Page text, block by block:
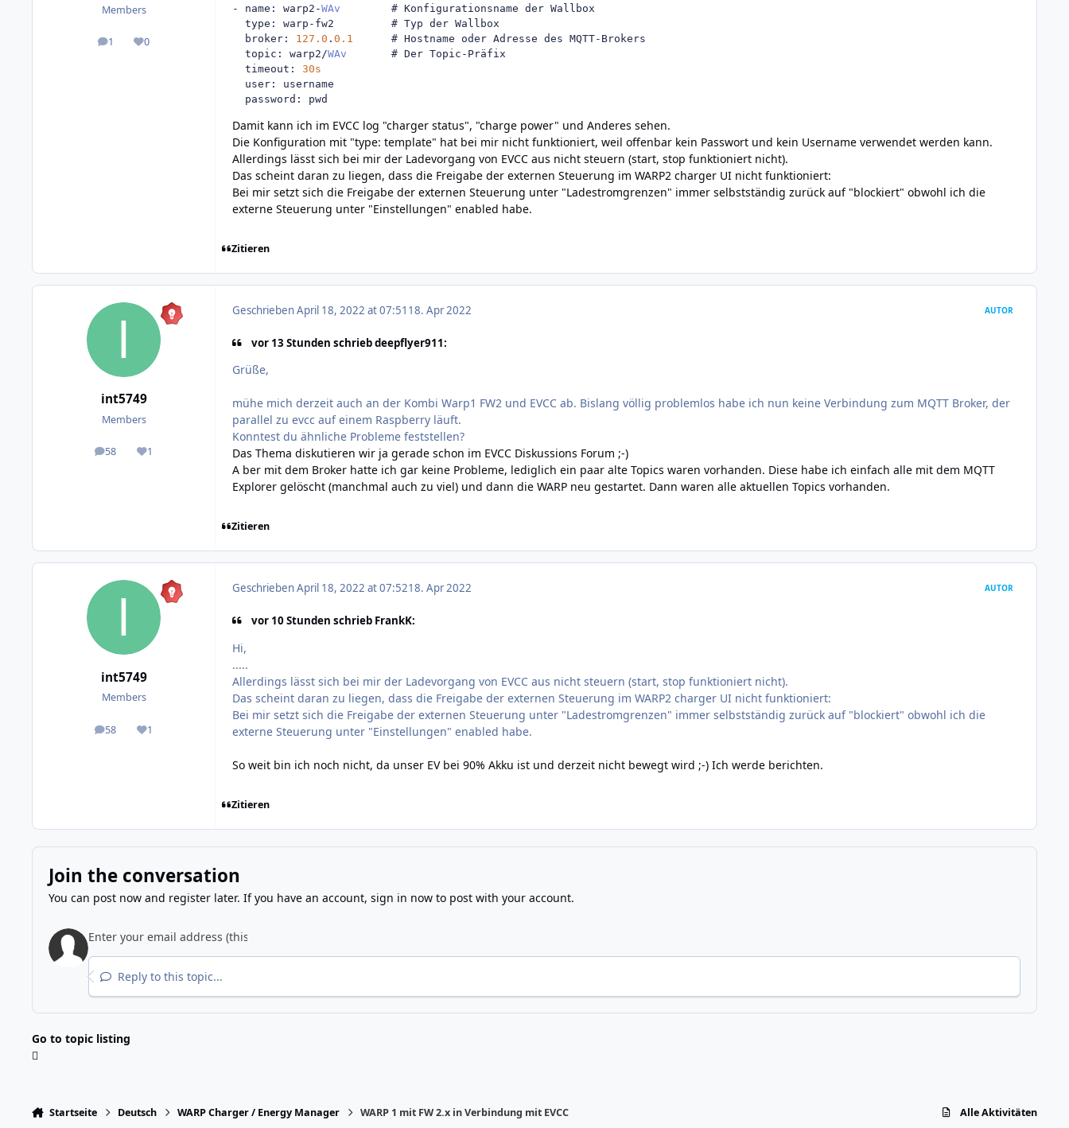
Members
1
posts 0
Reputation
-
name : warp2 -WAv
# Konfigurationsname der Wallbox
  type
: warp - fw2 # Typ der Wallbox
  broker
: 127.0 . 0.1
# Hostname oder Adresse des MQTT-Brokers
  topic
: warp2/WAv
# Der Topic-Präfix
  timeout
:
30s
  user
:
username
  password
: pwd
Damit kann ich im EVCC log "charger status", "charge power" und Anderes sehen.
Die Konfiguration mit "type: template" hat bei mir nicht funktioniert, weil offenbar kein Passwort und kein Username verwendet werden kann.
Allerdings lässt sich bei mir der Ladevorgang von EVCC aus nicht steuern (start, stop funktioniert nicht).
Das scheint daran zu liegen, dass die Freigabe der externen Steuerung im WARP2 charger UI nicht funktioniert:
Bei mir setzt sich die Freigabe der externen Steuerung unter "Ladestromgrenzen" immer selbstständig zurück auf "blockiert" obwohl ich die
externe Steuerung unter "Einstellungen" enabled habe.
Zitieren
int5749
Members
58
posts 1
Reputation
GeschriebenApril 18, 2022 at 07:51 18. Apr 2022 AUTOR
vor 13 Stunden schrieb deepflyer911:
Grüße,
mühe mich derzeit auch an der Kombi Warp1 FW2 und EVCC ab. Bislang völlig problemlos habe ich nun keine Verbindung zum MQTT Broker, der
parallel zu evcc auf einem Raspberry läuft.
Konntest du ähnliche Probleme feststellen?
Das Thema diskutieren wir ja gerade schon im EVCC Diskussions Forum ;-)
A ber mit dem Broker hatte ich gar keine Probleme, lediglich ein paar alte Topics waren vorhanden. Diese habe ich einfach alle mit dem MQTT
Explorer gelöscht (manchmal auch zu viel) und dann die WARP neu gestartet. Dann waren alle aktuellen Topics vorhanden.
Zitieren
int5749
Members
58
posts 1
Reputation
GeschriebenApril 18, 2022 at 07:5218. Apr 2022 AUTOR
vor 10 Stunden schrieb FrankK:
Hi,
.....
Allerdings lässt sich bei mir der Ladevorgang von EVCC aus nicht steuern (start, stop funktioniert nicht).
Das scheint daran zu liegen, dass die Freigabe der externen Steuerung im WARP2 charger UI nicht funktioniert:
Bei mir setzt sich die Freigabe der externen Steuerung unter "Ladestromgrenzen" immer selbstständig zurück auf "blockiert" obwohl ich die
externe Steuerung unter "Einstellungen" enabled habe.
So weit bin ich noch nicht, da unser EV bei 90% Akku ist und derzeit nicht bewegt wird ;-) Ich werde berichten.
Zitieren
Join the conversation
You can post now and register later. If you have an account, sign in nowto post with your account.
Reply to this topic...
Go to topic listing
Startseite Deutsch WARP Charger / Energy Manager WARP 1 mit FW 2.x in Verbindung mit EVCC Alle Aktivitäten